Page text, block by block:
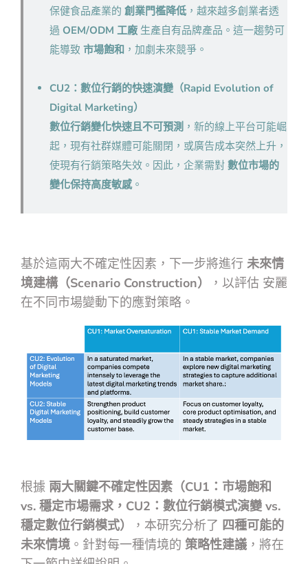
保健食品產業的 創業門檻降低 ，越來越多創業者透
過 OEM/ODM 工廠 生產自有品牌產品。這一趨勢可
能導致 市場飽和 ，加劇未來競爭。
CU2：數位行銷的快速演變（Rapid Evolution of
Digital Marketing）
數位行銷變化快速且不可預測 ，新的線上平台可能崛
起，現有社群媒體可能關閉，或廣告成本突然上升，
使現有行銷策略失效。因此，企業需對 數位市場的
變化保持高度敏感。
基於這兩大不確定性因素，下一步將進行 未來情
境建構（Scenario Construction）
，以評估 安麗
在不同市場變動下的應對策略。
根據 兩大關鍵不確定性因素（CU1：市場飽和
vs. 穩定市場需求，CU2：數位行銷模式演變 vs.
穩定數位行銷模式）
，本研究分析了 四種可能的
未來情境 。針對每一種情境的 策略性建議 ，將在